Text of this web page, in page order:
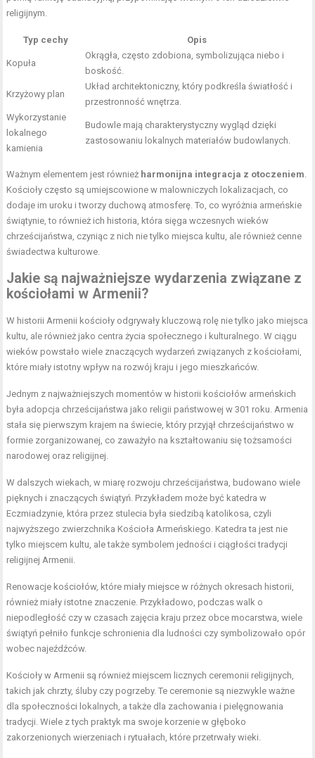
religijnym.
Typ cechy Opis
Kopuła
Okrągła, często zdobiona, symbolizująca niebo i
boskość.
Krzyżowy plan
Układ architektoniczny, który podkreśla światłość i
przestronność wnętrza.
Wykorzystanie
lokalnego
kamienia
Budowle mają charakterystyczny wygląd dzięki
zastosowaniu lokalnych materiałów budowlanych.
Ważnym elementem jest również harmonijna integracja z otoczeniem.
Kościoły często są umiejscowione w malowniczych lokalizacjach, co
dodaje im uroku i tworzy duchową atmosferę. To, co wyróżnia armeńskie
świątynie, to również ich historia, która sięga wczesnych wieków
chrześcijaństwa, czyniąc z nich nie tylko miejsca kultu, ale również cenne
świadectwa kulturowe.
Jakie są najważniejsze wydarzenia związane z
kościołami w Armenii?
W historii Armenii kościoły odgrywały kluczową rolę nie tylko jako miejsca
kultu, ale również jako centra życia społecznego i kulturalnego. W ciągu
wieków powstało wiele znaczących wydarzeń związanych z kościołami,
które miały istotny wpływ na rozwój kraju i jego mieszkańców.
Jednym z najważniejszych momentów w historii kościołów armeńskich
była adopcja chrześcijaństwa jako religii państwowej w 301 roku. Armenia
stała się pierwszym krajem na świecie, który przyjął chrześcijaństwo w
formie zorganizowanej, co zaważyło na kształtowaniu się tożsamości
narodowej oraz religijnej.
W dalszych wiekach, w miarę rozwoju chrześcijaństwa, budowano wiele
pięknych i znaczących świątyń. Przykładem może być katedra w
Eczmiadzynie, która przez stulecia była siedzibą katolikosa, czyli
najwyższego zwierzchnika Kościoła Armeńskiego. Katedra ta jest nie
tylko miejscem kultu, ale także symbolem jedności i ciągłości tradycji
religijnej Armenii.
Renowacje kościołów, które miały miejsce w różnych okresach historii,
również miały istotne znaczenie. Przykładowo, podczas walk o
niepodległość czy w czasach zajęcia kraju przez obce mocarstwa, wiele
świątyń pełniło funkcje schronienia dla ludności czy symbolizowało opór
wobec najeźdźców.
Kościoły w Armenii są również miejscem licznych ceremonii religijnych,
takich jak chrzty, śluby czy pogrzeby. Te ceremonie są niezwykle ważne
dla społeczności lokalnych, a także dla zachowania i pielęgnowania
tradycji. Wiele z tych praktyk ma swoje korzenie w głęboko
zakorzenionych wierzeniach i rytuałach, które przetrwały wieki.